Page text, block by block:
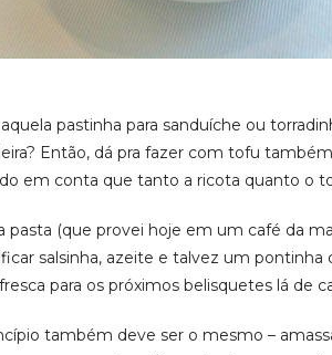
pastinha para sanduíche ou
Então, dá pra fazer com tofu
em conta que tanto a ricota quanto o
pasta (que provei hoje em um café da
salsinha, azeite e talvez um
para os próximos belisquetes lá de
também deve ser o mesmo –